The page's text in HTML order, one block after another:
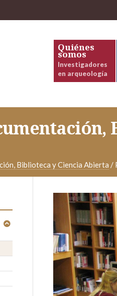
Quiénes
somos
Investigadores
en arqueología
Biblioteca y Ciencia Abierta /